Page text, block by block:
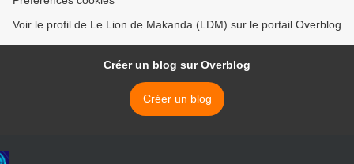
Voir le profil de Le Lion de Makanda (LDM) sur le portail Overblog
Créer un blog sur Overblog
Créer un blog